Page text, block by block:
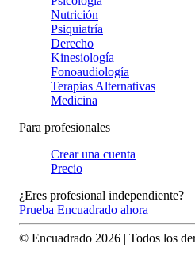
Nutrición
Psiquiatría
Derecho
Kinesiología
Fonoaudiología
Terapias Alternativas
Medicina
Para profesionales
Crear una cuenta
Precio
¿Eres profesional independiente?
Prueba Encuadrado ahora
© Encuadrado 2026 | Todos los